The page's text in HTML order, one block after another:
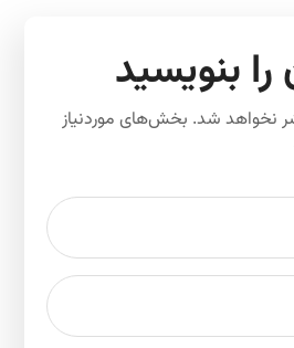
بنویسید
نخواهد شد. بخش‌های موردنیاز